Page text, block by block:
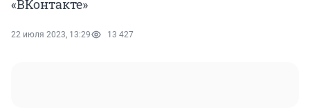
«ВКонтакте»
22 июля 2023, 13:29 13 427